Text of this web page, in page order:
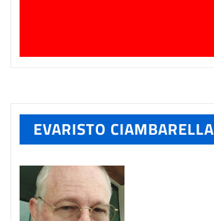
EVARISTO CIAMBARELLA